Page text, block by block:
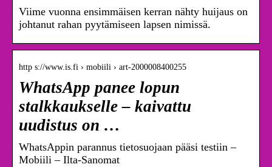
Viime vuonna ensimmäisen kerran nähty huijaus on
johtanut rahan pyytämiseen lapsen nimissä.
http s://www.is.fi › mobiili › art-2000008400255
WhatsApp panee lopun
stalkkaukselle – kaivattu
uudistus on …
WhatsAppin parannus tietosuojaan pääsi testiin –
Mobiili – Ilta-Sanomat